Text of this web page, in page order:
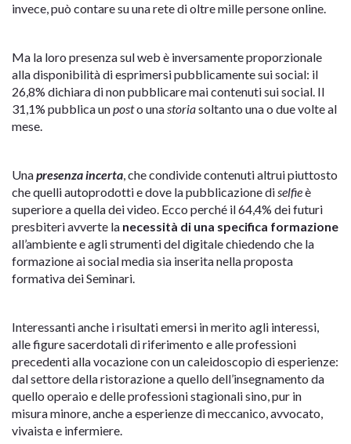
invece, può contare su una rete di oltre mille persone online.
Ma la loro presenza sul web è inversamente proporzionale
alla disponibilità di esprimersi pubblicamente sui social: il
26,8% dichiara di non pubblicare mai contenuti sui social. Il
31,1% pubblica unposto unastoriasoltanto una o due volte al
mese.
Unapresenza incerta, che condivide contenuti altrui piuttosto
che quelli autoprodotti e dove la pubblicazione diselfieè
superiore a quella dei video. Ecco perché il 64,4% dei futuri
presbiteri avverte la necessità di una specifica formazione
all’ambiente e agli strumenti del digitale chiedendo che la
formazione ai social media sia inserita nella proposta
formativa dei Seminari.
Interessanti anche i risultati emersi in merito agli interessi,
alle figure sacerdotali di riferimento e alle professioni
precedenti alla vocazione con un caleidoscopio di esperienze:
dal settore della ristorazione a quello dell’insegnamento da
quello operaio e delle professioni stagionali sino, pur in
misura minore, anche a esperienze di meccanico, avvocato,
vivaista e infermiere.